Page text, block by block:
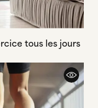
tous les jours